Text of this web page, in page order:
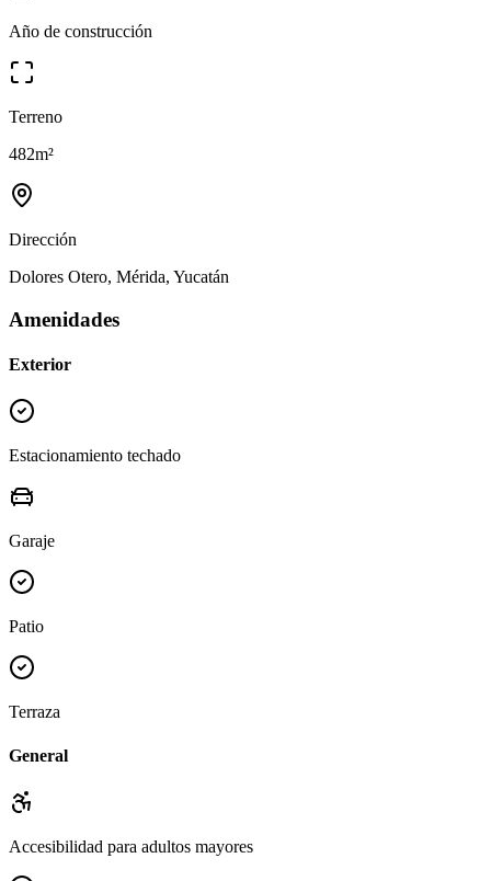
Año de construcción
Terreno
482m²
Dirección
Dolores Otero, Mérida, Yucatán
Amenidades
Exterior
Estacionamiento techado
Garaje
Patio
Terraza
General
Accesibilidad para adultos mayores